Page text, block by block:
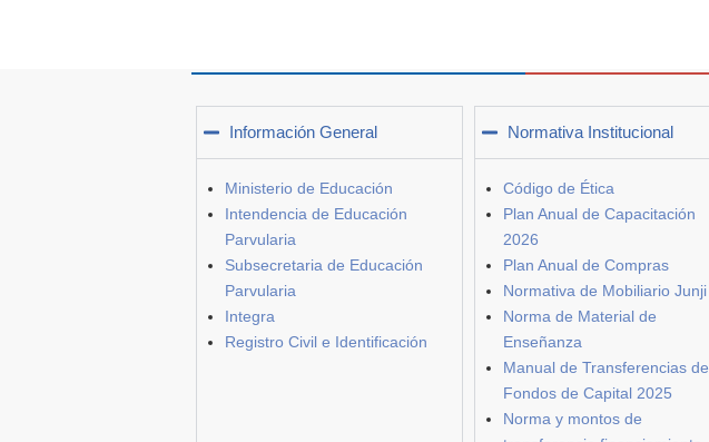
Información General
Ministerio de Educación
Intendencia de Educación
Parvularia
Subsecretaria de Educación
Parvularia
Integra
Registro Civil e Identificación
Normativa Institucional
Código de Ética
Plan Anual de Capacitación
2026
Plan Anual de Compras
Normativa de Mobiliario Junji
Norma de Material de
Enseñanza
Manual de Transferencias de
Fondos de Capital 2025
Norma y montos de